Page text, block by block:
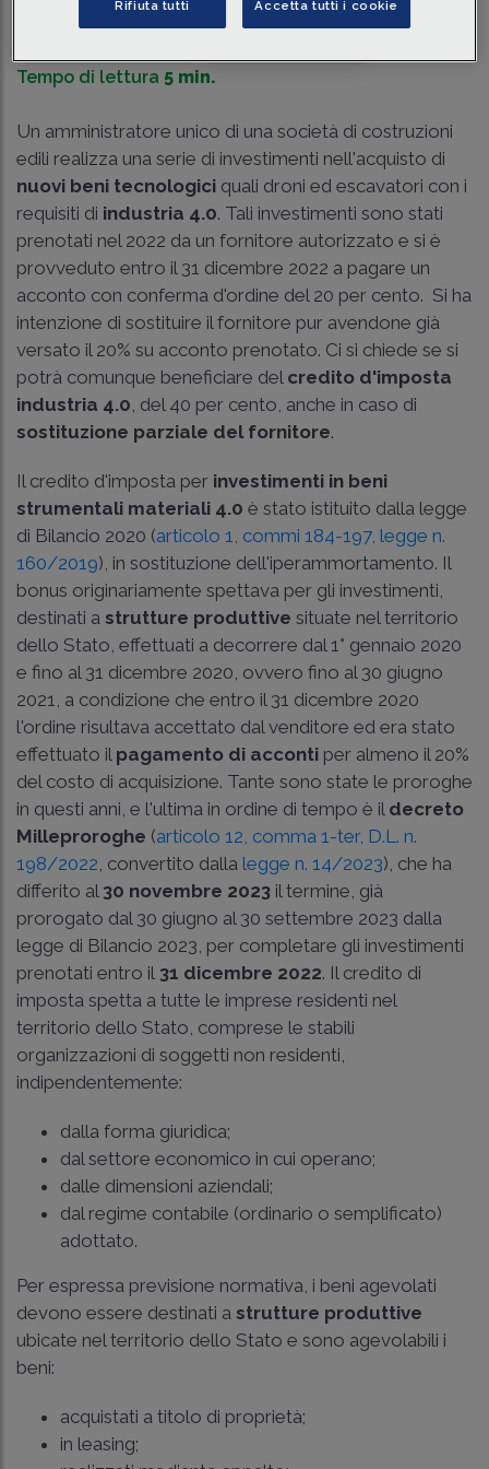
Tempo di lettura 5 min.
Un amministratore unico di una società di costruzioni
edili realizza una serie di investimenti nell'acquisto di
nuovi beni tecnologici quali droni ed escavatori con i
requisiti di industria 4.0. Tali investimenti sono stati
prenotati nel 2022 da un fornitore autorizzato e si è
provveduto entro il 31 dicembre 2022 a pagare un
acconto con conferma d'ordine del 20 per cento. Si ha
intenzione di sostituire il fornitore pur avendone già
versato il 20% su acconto prenotato. Ci si chiede se si
potrà comunque beneficiare del credito d'imposta
industria 4.0 , del 40 per cento, anche in caso di
sostituzione parziale del fornitore.
Il credito d'imposta per investimenti in beni
strumentali materiali 4.0 è stato istituito dalla legge
di Bilancio 2020 (articolo 1, commi 184-197, legge n.
160/2019), in sostituzione dell'iperammortamento. Il
bonus originariamente spettava per gli investimenti,
destinati a strutture produttive situate nel territorio
dello Stato, effettuati a decorrere dal 1° gennaio 2020
e fino al 31 dicembre 2020, ovvero fino al 30 giugno
2021, a condizione che entro il 31 dicembre 2020
l'ordine risultava accettato dal venditore ed era stato
effettuato il pagamento di acconti per almeno il 20%
del costo di acquisizione. Tante sono state le proroghe
in questi anni, e l'ultima in ordine di tempo è il decreto
Milleproroghe (articolo 12, comma 1-ter, D.L. n.
198/2022 , convertito dalla legge n. 14/2023), che ha
differito al 30 novembre 2023 il termine, già
prorogato dal 30 giugno al 30 settembre 2023 dalla
legge di Bilancio 2023, per completare gli investimenti
prenotati entro il 31 dicembre 2022. Il credito di
imposta spetta a tutte le imprese residenti nel
territorio dello Stato, comprese le stabili
organizzazioni di soggetti non residenti,
indipendentemente:
dalla forma giuridica;
dal settore economico in cui operano;
dalle dimensioni aziendali;
dal regime contabile (ordinario o semplificato)
adottato.
Per espressa previsione normativa, i beni agevolati
devono essere destinati a strutture produttive
ubicate nel territorio dello Stato e sono agevolabili i
beni:
acquistati a titolo di proprietà;
in leasing;
Rifiuta tutti Accetta tutti i cookie